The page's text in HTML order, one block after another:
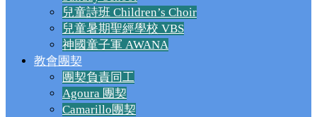
兒童詩班 Children’s Choir
兒童暑期聖經學校 VBS
神國童子軍 AWANA
教會團契
團契負責同工
Agoura 團契
Camarillo團契